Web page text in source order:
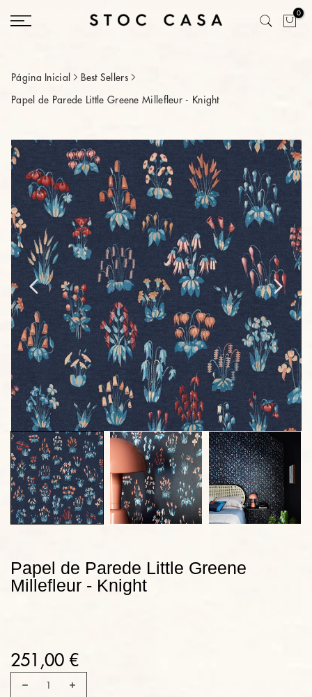
Saltar
0
Página Inicial Best Sellers
Papel de Parede Little Greene Millefleur - Knight
Papel de Parede Little Greene
Millefleur - Knight
251,00 €